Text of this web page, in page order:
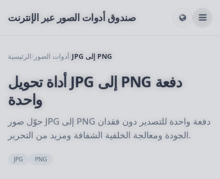
صندوق أدوات الصور عبر الإنترنت
الرئيسية/ أدوات الصور/ JPG إلى PNG
أداة تحويل JPG إلى PNG دفعة
واحدة
حوّل صور JPG إلى PNG دفعة واحدة للتصدير دون فقدان
الجودة ومعالجة الخلفية الشفافة ومزيد من التحرير.
JPG PNG